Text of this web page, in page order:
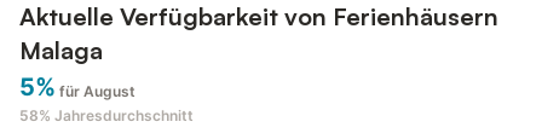
Aktuelle Verfügbarkeit von Ferienhäusern
Malaga
5% für August
58% Jahresdurchschnitt